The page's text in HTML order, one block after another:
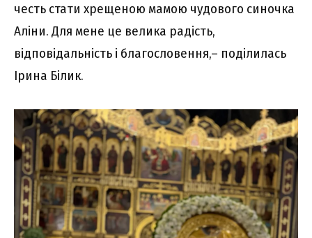
честь стати хрещеною мамою чудового синочка
Аліни. Для мене це велика радість,
відповідальність і благословення,– поділилась
Ірина Білик.